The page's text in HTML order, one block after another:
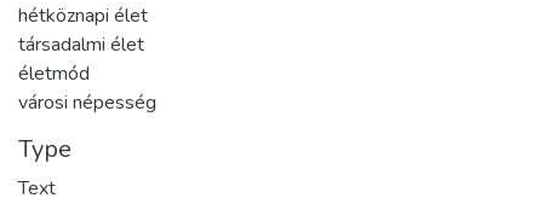
hétköznapi élet
társadalmi élet
életmód
városi népesség
Type
Text